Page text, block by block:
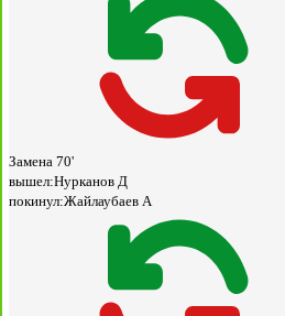
Замена 70'
вышел:Нурканов Д
покинул:Жайлаубаев А